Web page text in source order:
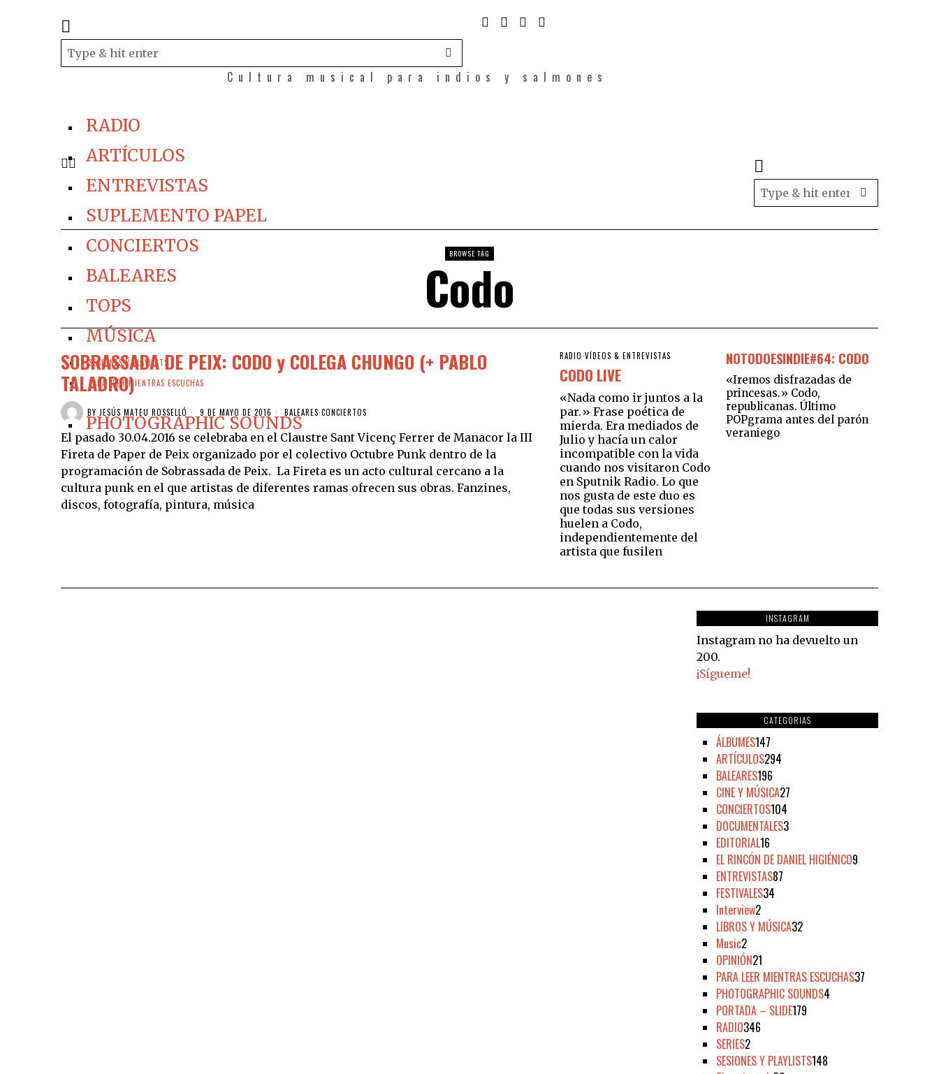
Cultura musical para indios y salmones
RADIO
ARTÍCULOS
ENTREVISTAS
SUPLEMENTO PAPEL
CONCIERTOS
BALEARES
TOPS
MÚSICA
SESIONES Y PLAYLISTS
PARA LEER MIENTRAS ESCUCHAS
PHOTOGRAPHIC SOUNDS
BROWSE TAG
Codo
SOBRASSADA DE PEIX: CODO y COLEGA CHUNGO (+ PABLO
TALADRO)
BY JESÚS MATEU ROSSELLÓ 9 DE MAYO DE 2016 BALEARES·CONCIERTOS
El pasado 30.04.2016 se celebraba en el Claustre Sant Vicenç Ferrer de Manacor la III
Fireta de Paper de Peix organizado por el colectivo Octubre Punk dentro de la
programación de Sobrassada de Peix. La Fireta es un acto cultural cercano a la
cultura punk en el que artistas de diferentes ramas ofrecen sus obras. Fanzines,
discos, fotografía, pintura, música
RADIO·VÍDEOS & ENTREVISTAS
CODO LIVE
«Nada como ir juntos a la
par.» Frase poética de
mierda. Era mediados de
Julio y hacía un calor
incompatible con la vida
cuando nos visitaron Codo
en Sputnik Radio. Lo que
nos gusta de este duo es
que todas sus versiones
huelen a Codo,
independientemente del
artista que fusilen
NOTODOESINDIE#64: CODO
«Iremos disfrazadas de
princesas.» Codo,
republicanas. Último
POPgrama antes del parón
veraniego
INSTAGRAM
Instagram no ha devuelto un
200.
¡Sígueme!
CATEGORIAS
ÁLBUMES147
ARTÍCULOS294
BALEARES196
CINE Y MÚSICA27
CONCIERTOS104
DOCUMENTALES3
EDITORIAL16
EL RINCÓN DE DANIEL HIGIÉNICO9
ENTREVISTAS87
FESTIVALES34
Interview2
LIBROS Y MÚSICA32
Music2
OPINIÓN21
PARA LEER MIENTRAS ESCUCHAS37
PHOTOGRAPHIC SOUNDS4
PORTADA – SLIDE179
RADIO346
SERIES2
SESIONES Y PLAYLISTS148